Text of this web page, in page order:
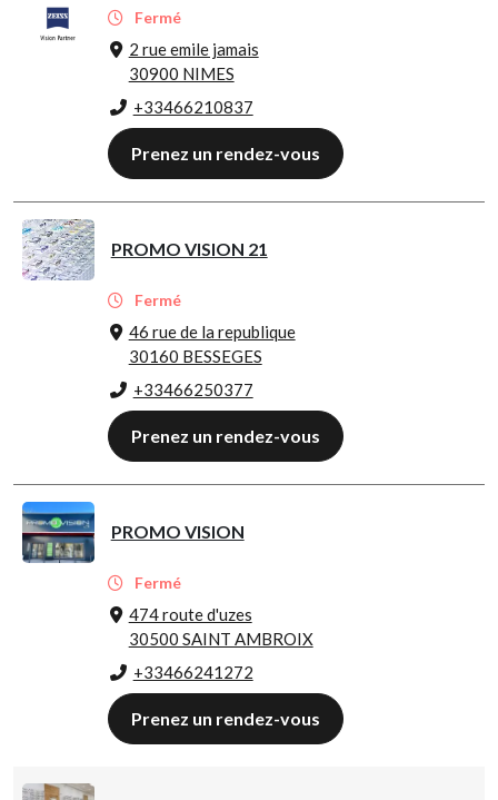
Fermé
2 rue emile jamais
30900 NIMES
+33466210837
Prenez un rendez-vous
PROMO VISION 21
Fermé
46 rue de la republique
30160 BESSEGES
+33466250377
Prenez un rendez-vous
PROMO VISION
Fermé
474 route d'uzes
30500 SAINT AMBROIX
+33466241272
Prenez un rendez-vous